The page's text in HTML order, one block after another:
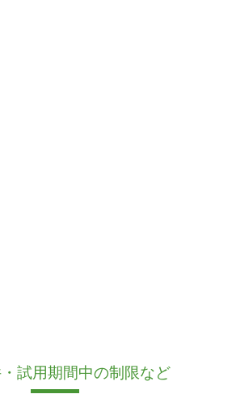
試用期間中の制限など